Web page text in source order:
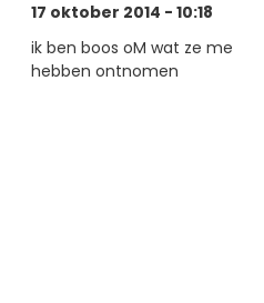
17 oktober 2014 - 10:18
ik ben boos oM wat ze me
hebben ontnomen